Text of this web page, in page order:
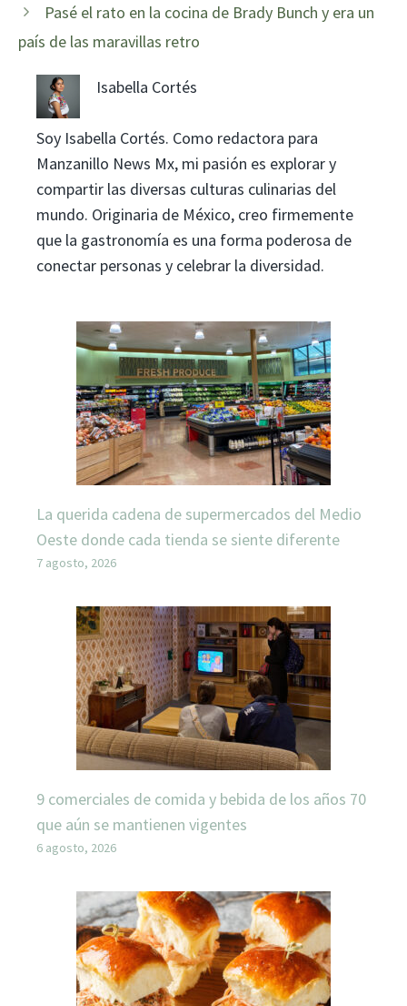
Pasé el rato en la cocina de Brady Bunch y era un
país de las maravillas retro
Isabella Cortés
Soy Isabella Cortés. Como redactora para
Manzanillo News Mx, mi pasión es explorar y
compartir las diversas culturas culinarias del
mundo. Originaria de México, creo firmemente
que la gastronomía es una forma poderosa de
conectar personas y celebrar la diversidad.
La querida cadena de supermercados del Medio
Oeste donde cada tienda se siente diferente
7 agosto, 2026
9 comerciales de comida y bebida de los años 70
que aún se mantienen vigentes
6 agosto, 2026